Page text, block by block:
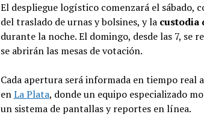
El despliegue logístico comenzará el sábado,
del traslado de urnas y bolsines, y la custodia
durante la noche. El domingo, desde las 7, se
se abrirán las mesas de votación.
Cada apertura será informada en tiempo real
enLa Plata, donde un equipo especializado
un sistema de pantallas y reportes en línea.